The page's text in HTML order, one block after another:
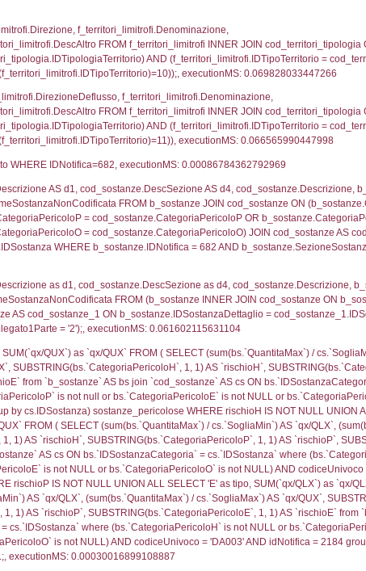
FROM f_territori_limitrofi
AND
executionMS:
f_territori_limitrofi.Direzione,
FROM f_territori_limitrofi INNER JOIN
AND
executionMS:
f_territori_limitrofi.Direzione,
AND
f_territori_limitrofi.Direzione,
FROM f_territori_limitrofi INNER JOIN
AND
executionMS:
f_territori_limitrofi.Direzione,
=
AND
f_territori_limitrofi.Direzione,